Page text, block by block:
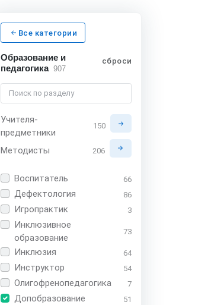
Все категории
Образование и
педагогика 907
сбросить
Учителя-
предметники
150
Методисты 206
Воспитатель 66
Дефектология 86
Игропрактик 3
Инклюзивное
образование
73
Инклюзия 64
Инструктор 54
Олигофренопедагогика 7
Допобразование 51